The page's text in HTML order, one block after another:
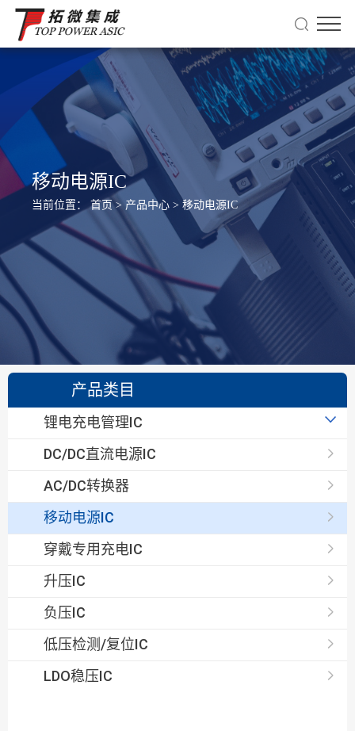
移动电源IC
当前位置：首页>产品中心 > 移动电源IC
产品类目
锂电充电管理IC
线性充电IC
开关型充电IC
DC/DC直流电源IC
AC/DC转换器
移动电源IC
穿戴专用充电IC
升压IC
负压IC
低压检测/复位IC
LDO稳压IC